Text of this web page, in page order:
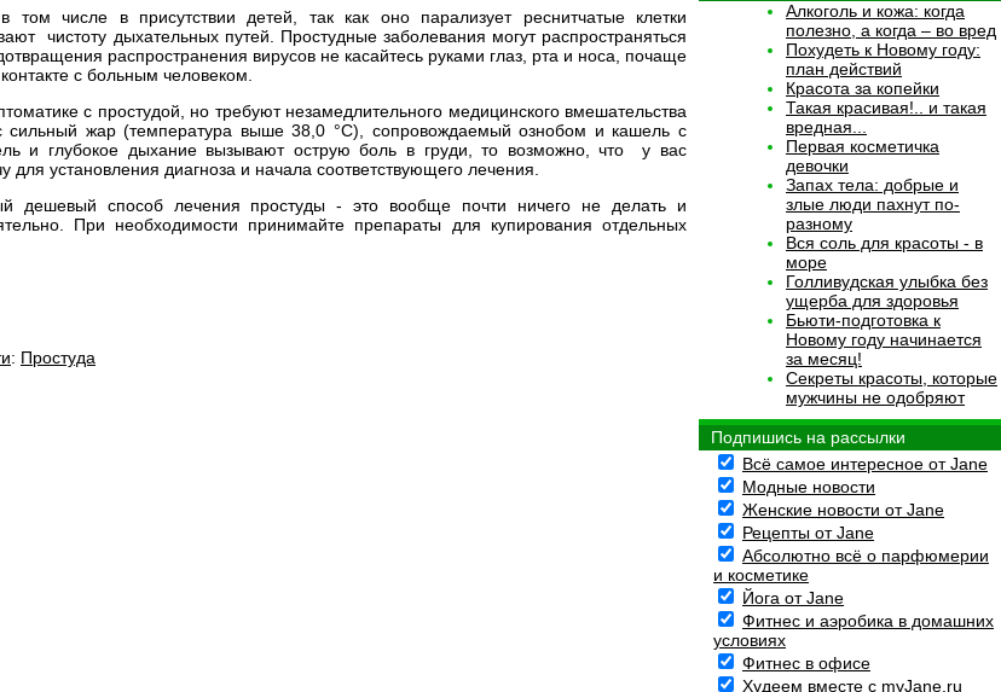
числе в присутствии детей, так как оно парализует реснитчатые клетки
чистоту дыхательных путей. Простудные заболевания могут распространяться
распространения вирусов не касайтесь руками глаз, рта и носа, почаще
с больным человеком.
с простудой, но требуют незамедлительного медицинского вмешательства
сильный жар (температура выше 38,0 °С), сопровождаемый ознобом и кашель с
и глубокое дыхание вызывают острую боль в груди, то возможно, что у вас
для установления диагноза и начала соответствующего лечения.
способ лечения простуды - это вообще почти ничего не делать и
При необходимости принимайте препараты для купирования отдельных
: Простуда
Алкоголь и кожа: когда
полезно, а когда – во вред
Похудеть к Новому году:
план действий
Красота за копейки
Такая красивая!.. и такая
вредная...
Первая косметичка
девочки
Запах тела: добрые и
злые люди пахнут по-
разному
Вся соль для красоты - в
море
Голливудская улыбка без
ущерба для здоровья
Бьюти-подготовка к
Новому году начинается
за месяц!
Секреты красоты, которые
мужчины не одобряют
Подпишись на рассылки
Всё самое интересное от Jane
Модные новости
Женские новости от Jane
Рецепты от Jane
Абсолютно всё о парфюмерии
и косметике
Йога от Jane
Фитнес и аэробика в домашних
условиях
Фитнес в офисе
Худеем вместе с myJane.ru